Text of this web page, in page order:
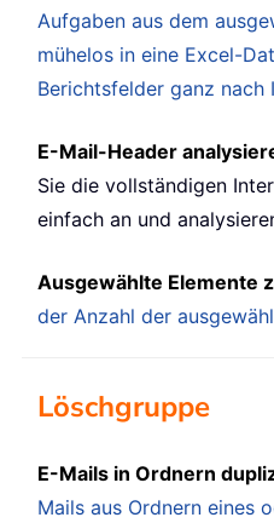
Aufgaben aus dem
mühelos in eine Excel-
Berichtsfelder ganz nach
E-Mail-Header
Sie die vollständigen
einfach an und
Ausgewählte Elemente
der Anzahl der
Löschgruppe
E-Mails in Ordnern
Mails aus Ordnern eines